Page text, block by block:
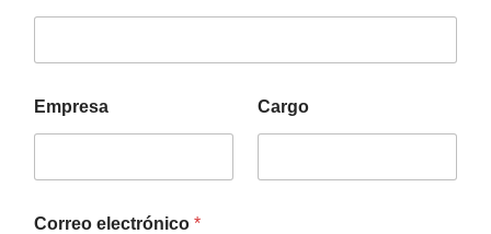
Empresa Cargo
Correo electrónico *